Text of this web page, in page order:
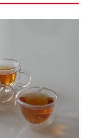
まま家族の絆や、父
両親の愛情をいっぱ
のだなあと今更なが
の子供や生徒さんに
いけたら良いなあと
チンは今の家族を繋
えた思い出の場所と
はなく、九州の旅先
もいらっしゃるかも